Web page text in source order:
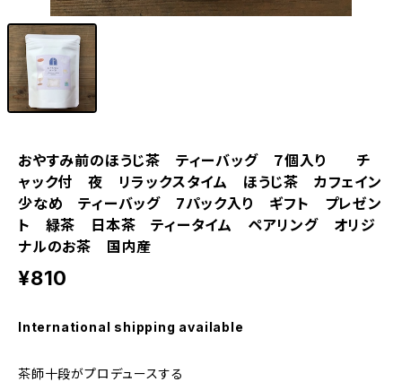
おやすみ前のほうじ茶 ティーバッグ ７個入り チ
ャック付 夜 リラックスタイム ほうじ茶 カフェイン
少なめ ティーバッグ 7パック入り ギフト プレゼン
ト 緑茶 日本茶 ティータイム ペアリング オリジ
ナルのお茶 国内産
¥810
International shipping available
茶師十段がプロデュースする